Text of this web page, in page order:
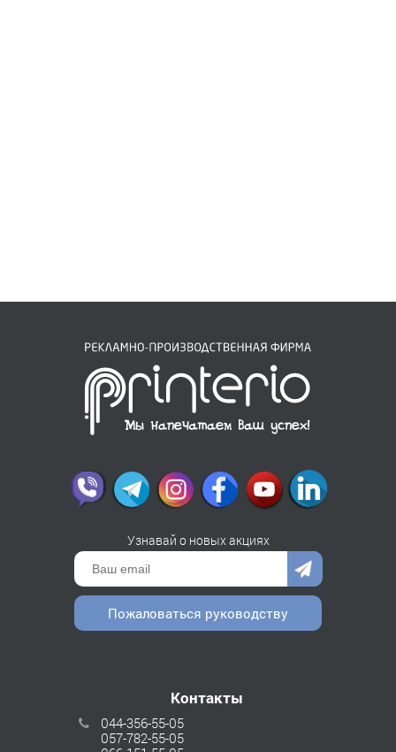
Узнавай о новых акциях
Пожаловаться руководству
Контакты
044-356-55-05
057-782-55-05